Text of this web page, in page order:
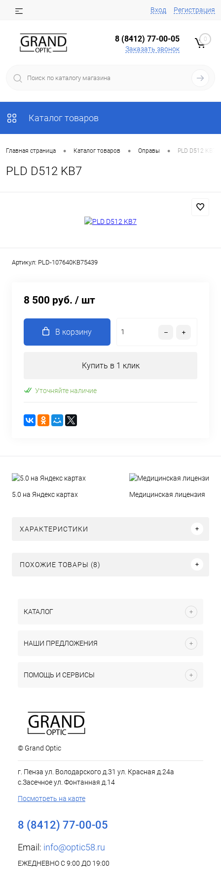
Вход Регистрация
8 (8412) 77-00-05
Заказать звонок
0
Каталог товаров
Главная страница • Каталог товаров • Оправы • PLD D512 KB7
PLD D512 KB7
Артикул: PLD-107640KB75439
8 500 руб. / шт
В корзину
Купить в 1 клик
Уточняйте наличие
5.0 на Яндекс картах Медицинская лицензия
ХАРАКТЕРИСТИКИ
ПОХОЖИЕ ТОВАРЫ (8)
КАТАЛОГ
НАШИ ПРЕДЛОЖЕНИЯ
ПОМОЩЬ И СЕРВИСЫ
© Grand Optic
г. Пенза ул. Володарского д.31 ул. Красная д.24а
с.Засечное ул. Фонтанная д.14
Посмотреть на карте
8 (8412) 77-00-05
Email: info@optic58.ru
ЕЖЕДНЕВНО С 9:00 ДО 19:00